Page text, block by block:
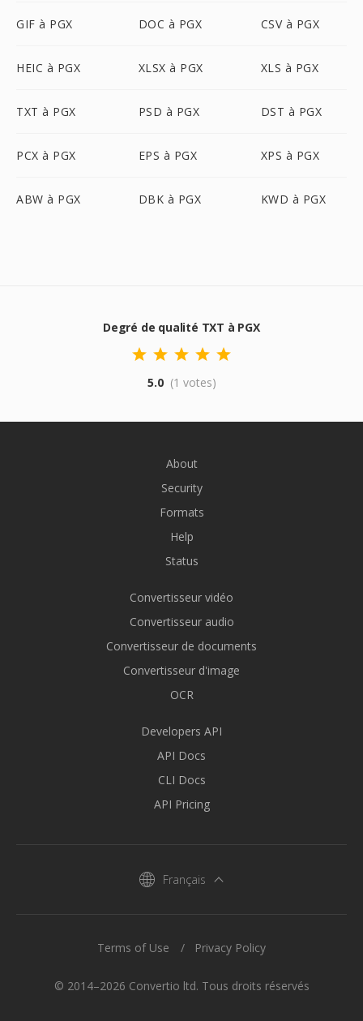
GIF à PGX DOC à PGX CSV à PGX
HEIC à PGX XLSX à PGX XLS à PGX
TXT à PGX PSD à PGX DST à PGX
PCX à PGX EPS à PGX XPS à PGX
ABW à PGX DBK à PGX KWD à PGX
Degré de qualité TXT à PGX
5.0 (1 votes)
About
Security
Formats
Help
Status
Convertisseur vidéo
Convertisseur audio
Convertisseur de documents
Convertisseur d'image
OCR
Developers API
API Docs
CLI Docs
API Pricing
Français
© 2014–2026 Convertio ltd. Tous droits réservés
Terms of Use Privacy Policy